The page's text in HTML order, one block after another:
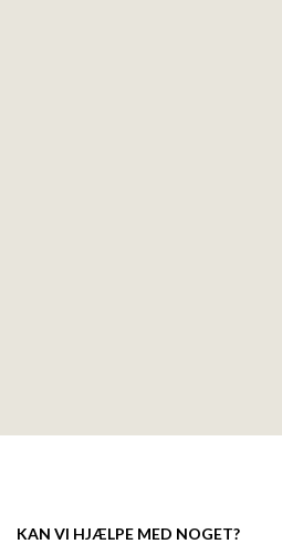
KAN VI HJÆLPE MED NOGET?